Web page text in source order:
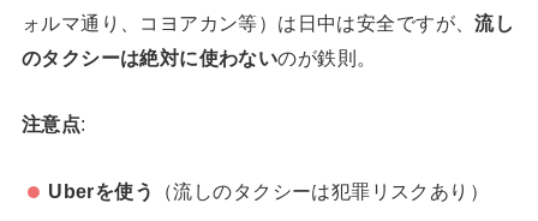
ォルマ通り、コヨアカン等）は日中は安全ですが、流し
のタクシーは絶対に使わないのが鉄則。
注意点:
Uberを使う （流しのタクシーは犯罪リスクあり）